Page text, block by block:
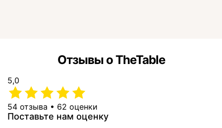
Отзывы о TheTable
5,0
54 отзыва • 62 оценки
Поставьте нам оценку